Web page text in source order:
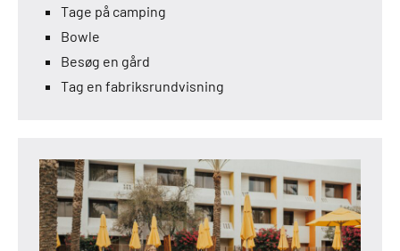
Tage på camping
Bowle
Besøg en gård
Tag en fabriksrundvisning